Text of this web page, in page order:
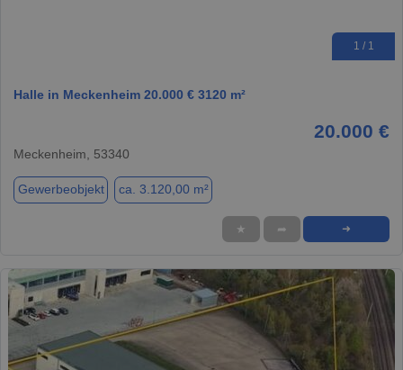
1 / 1
Halle in Meckenheim 20.000 € 3120 m²
20.000 €
Meckenheim, 53340
Gewerbeobjekt ca. 3.120,00 m²
★ ➦ ➜